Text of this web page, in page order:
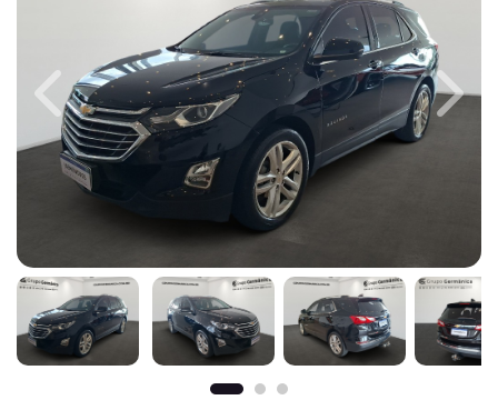
Previous Next